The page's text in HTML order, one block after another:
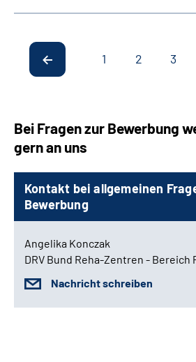
1 2 3
Bei Fragen zur Bewerbung
gern an uns
Kontakt bei allgemeinen
Bewerbung
Angelika Konczak
DRV Bund Reha-Zentren - Bereich
Nachricht schreiben